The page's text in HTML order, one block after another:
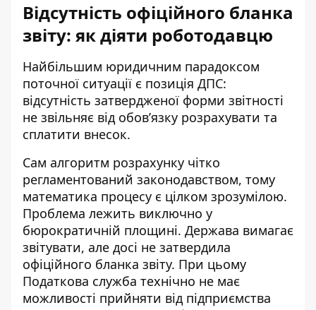
Відсутність офіційного бланка
звіту: як діяти роботодавцю
Найбільшим юридичним парадоксом
поточної ситуації є позиція ДПС:
відсутність затвердженої форми звітності
не звільняє від обов’язку розрахувати та
сплатити внесок.
Сам алгоритм розрахунку чітко
регламентований законодавством, тому
математика процесу є цілком зрозумілою.
Проблема лежить виключно у
бюрократичній площині. Держава вимагає
звітувати, але досі не затвердила
офіційного бланка звіту. При цьому
Податкова служба технічно не має
можливості прийняти від підприємства